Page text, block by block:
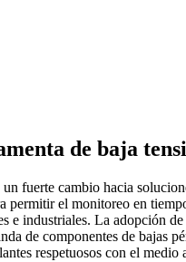
de baja
fuerte cambio hacia
el monitoreo en
e industriales. La
de componentes de
respetuosos con el